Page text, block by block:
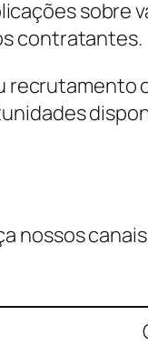
sobre
contratantes.
recrutamento
nossos